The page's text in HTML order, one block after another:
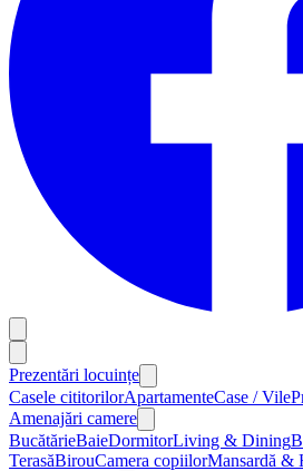
Prezentări locuințe
Casele cititorilorApartamenteCase / Vile
Amenajări camere
BucătărieBaieDormitorLiving & Dining
TerasăBirouCamera copiilorMansardă &